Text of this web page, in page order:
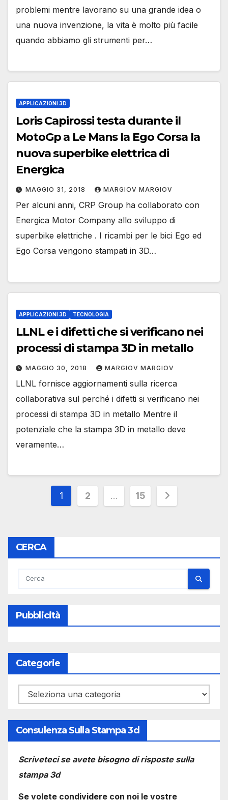
problemi mentre lavorano su una grande idea o
una nuova invenzione, la vita è molto più facile
quando abbiamo gli strumenti per…
APPLICAZIONI 3D
Loris Capirossi testa durante il
MotoGp a Le Mans la Ego Corsa la
nuova superbike elettrica di
Energica
MAGGIO 31, 2018 MARGIOV MARGIOV
Per alcuni anni, CRP Group ha collaborato con
Energica Motor Company allo sviluppo di
superbike elettriche . I ricambi per le bici Ego ed
Ego Corsa vengono stampati in 3D…
APPLICAZIONI 3D TECNOLOGIA
LLNL e i difetti che si verificano nei
processi di stampa 3D in metallo
MAGGIO 30, 2018 MARGIOV MARGIOV
LLNL fornisce aggiornamenti sulla ricerca
collaborativa sul perché i difetti si verificano nei
processi di stampa 3D in metallo Mentre il
potenziale che la stampa 3D in metallo deve
veramente…
Paginazione
articoli
1 2 … 15
CERCA
Pubblicità
Categorie
Categorie
Consulenza Sulla Stampa 3d
Scriveteci se avete bisogno di risposte sulla
stampa 3d
Se volete condividere con noi le vostre